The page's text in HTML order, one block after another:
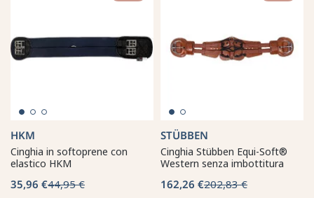
HKM
Cinghia in softoprene con
elastico HKM
35,96 €44,95 €
STÜBBEN
Cinghia Stübben Equi-Soft®
Western senza imbottitura
162,26 €202,83 €